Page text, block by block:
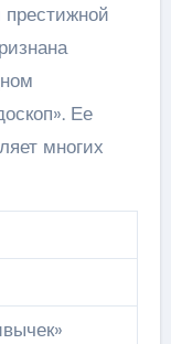
Ее
многих